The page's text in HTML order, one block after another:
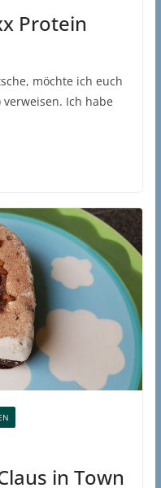
Protein
möchte ich euch
Ich habe
in Town